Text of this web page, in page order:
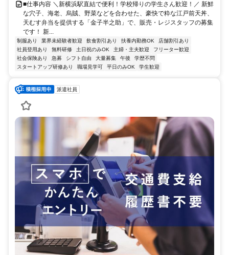
■仕事内容 ＼新横浜駅直結で便利！学校帰りの学生さん歓迎！／ 新鮮
な穴子、海老、烏賊、野菜などを合わせた、豪快で粋な江戸前天丼、
天むす弁当を提供する「金子半之助」で、販売・レジスタッフの募集
です！ 新...
制服あり 業界未経験者歓迎 飲食割引あり 扶養内勤務OK
店舗割引あり
社員登用あり
無料研修 土日祝のみOK 主婦・主夫歓迎
フリーター歓迎
社会保険あり
急募 シフト自由 大量募集 午後
学歴不問
スタートアップ研修あり
職場見学可 平日のみOK 学生歓迎
派遣社員